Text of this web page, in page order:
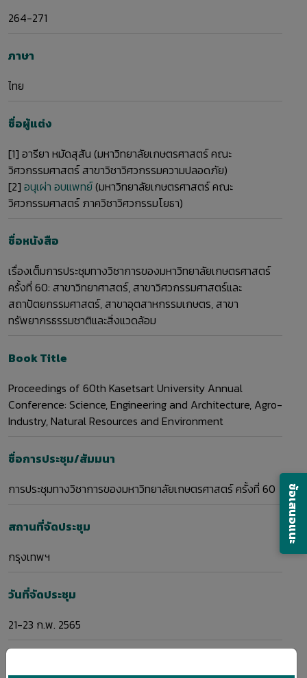
264-271
ภาษา
ไทย
ชื่อผู้แต่ง
[1] อารียา หมัดสุสัน (มหาวิทยาลัยเกษตรศาสตร์ คณะ
วิศวกรรมศาสตร์ สาขาวิชาวิศวกรรมความปลอดภัย)
[2] อนุเผ่า อบแพทย์(มหาวิทยาลัยเกษตรศาสตร์ คณะ
วิศวกรรมศาสตร์ ภาควิชาวิศวกรรมโยธา)
ชื่อหนังสือ
เรื่องเต็มการประชุมทางวิชาการของมหาวิทยาลัยเกษตรศาสตร์
ครั้งที่ 60: สาขาวิทยาศาสตร์, สาขาวิศวกรรมศาสตร์และ
สถาปัตยกรรมศาสตร์, สาขาอุตสาหกรรมเกษตร, สาขา
ทรัพยากรธรรมชาติและสิ่งแวดล้อม
Book Title
Proceedings of 60th Kasetsart University Annual
Conference: Science, Engineering and Architecture, Agro-
Industry, Natural Resources and Environment
ชื่อการประชุม/สัมมนา
การประชุมทางวิชาการของมหาวิทยาลัยเกษตรศาสตร์ ครั้งที่ 60
สถานที่จัดประชุม
กรุงเทพฯ
วันที่จัดประชุม
21-23 ก.พ. 2565
ข้อเสนอแนะ